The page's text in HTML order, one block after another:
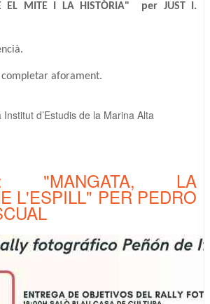
EL MITE I LA HISTÒRIA" per JUST I.
aforament.
d’Estudis de la Marina Alta
"MANGATA, LA
L'ESPILL" PER PEDRO